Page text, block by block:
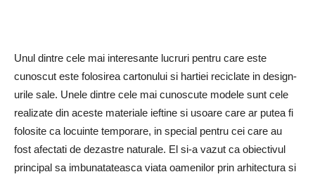
Unul dintre cele mai interesante lucruri pentru care este
cunoscut este folosirea cartonului si hartiei reciclate in design-
urile sale. Unele dintre cele mai cunoscute modele sunt cele
realizate din aceste materiale ieftine si usoare care ar putea fi
folosite ca locuinte temporare, in special pentru cei care au
fost afectati de dezastre naturale. El si-a vazut ca obiectivul
principal sa imbunatateasca viata oamenilor prin arhitectura si